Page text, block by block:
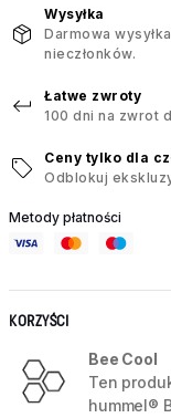
Wysyłka
Darmowa
nieczłonków.
Łatwe zwroty
100 dni na zwrot
Ceny tylko dla
Odblokuj
Metody płatności
KORZYŚCI
Bee Cool
Ten
hummel®